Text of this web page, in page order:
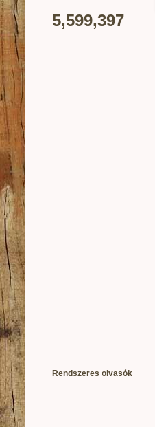
5,599,397
Rendszeres olvasók